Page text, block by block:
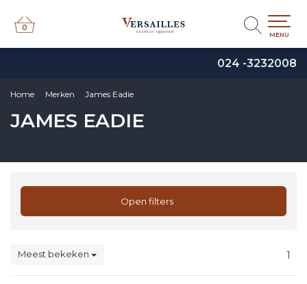
024 -3232008
0
0
MENU
Home Merken James Eadie
JAMES EADIE
Open filters
Meest bekeken 1